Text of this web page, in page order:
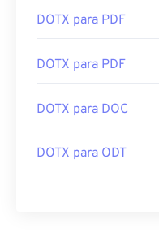
DOTX para PDF
DOTX para PDF
DOTX para DOC
DOTX para ODT